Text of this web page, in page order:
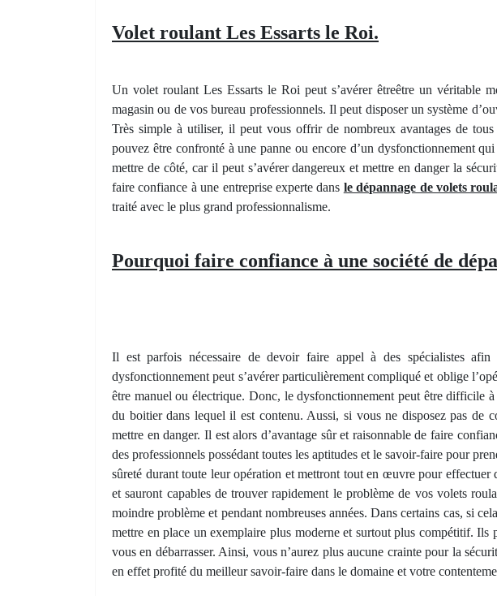
Volet roulant Les Essarts le Roi.
Un volet roulant Les Essarts le Roi peut s’avérer êtreêtre un véritable
magasin ou de vos bureau professionnels. Il peut disposer un système
Très simple à utiliser, il peut vous offrir de nombreux avantages de
pouvez être confronté à une panne ou encore d’un dysfonctionnement
mettre de côté, car il peut s’avérer dangereux et mettre en danger la
faire confiance à une entreprise experte dans le dépannage de volets
traité avec le plus grand professionnalisme.
Pourquoi faire confiance à une société de
Il est parfois nécessaire de devoir faire appel à des spécialistes
dysfonctionnement peut s’avérer particulièrement compliqué et oblige
être manuel ou électrique. Donc, le dysfonctionnement peut être difficile
du boitier dans lequel il est contenu. Aussi, si vous ne disposez pas de
mettre en danger. Il est alors d’avantage sûr et raisonnable de faire
des professionnels possédant toutes les aptitudes et le savoir-faire pour
sûreté durant toute leur opération et mettront tout en œuvre pour effectuer
et sauront capables de trouver rapidement le problème de vos volets
moindre problème et pendant nombreuses années. Dans certains cas, si
mettre en place un exemplaire plus moderne et surtout plus compétitif. Ils
vous en débarrasser. Ainsi, vous n’aurez plus aucune crainte pour la
en effet profité du meilleur savoir-faire dans le domaine et votre